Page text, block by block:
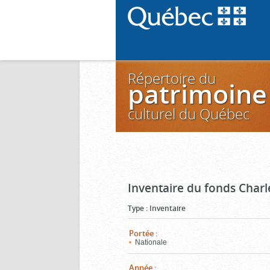
Répertoire du
patrimoine
culturel du Québec
Inventaire du fonds
Type : Inventaire
Portée :
Nationale